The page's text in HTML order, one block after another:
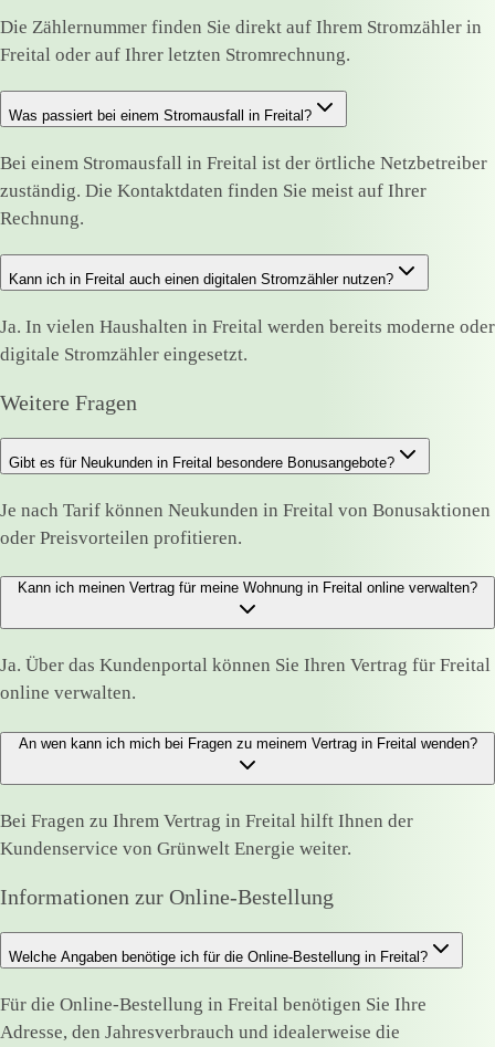
Die Zählernummer finden Sie direkt auf Ihrem Stromzähler in
Freital oder auf Ihrer letzten Stromrechnung.
Was passiert bei einem Stromausfall in Freital?
Bei einem Stromausfall in Freital ist der örtliche Netzbetreiber
zuständig. Die Kontaktdaten finden Sie meist auf Ihrer
Rechnung.
Kann ich in Freital auch einen digitalen Stromzähler nutzen?
Ja. In vielen Haushalten in Freital werden bereits moderne oder
digitale Stromzähler eingesetzt.
Weitere Fragen
Gibt es für Neukunden in Freital besondere Bonusangebote?
Je nach Tarif können Neukunden in Freital von Bonusaktionen
oder Preisvorteilen profitieren.
Kann ich meinen Vertrag für meine Wohnung in Freital online verwalten?
Ja. Über das Kundenportal können Sie Ihren Vertrag für Freital
online verwalten.
An wen kann ich mich bei Fragen zu meinem Vertrag in Freital wenden?
Bei Fragen zu Ihrem Vertrag in Freital hilft Ihnen der
Kundenservice von Grünwelt Energie weiter.
Informationen zur Online-Bestellung
Welche Angaben benötige ich für die Online-Bestellung in Freital?
Für die Online-Bestellung in Freital benötigen Sie Ihre
Adresse, den Jahresverbrauch und idealerweise die